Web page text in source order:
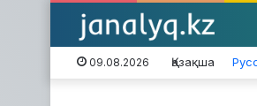
09.08.2026 Қазақша